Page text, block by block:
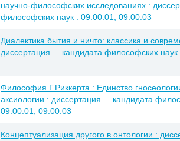
научно-философских исследованиях :
философских наук : 09.00.01, 09.00.03
Диалектика бытия и ничто: классика и
диссертация ... кандидата философских
Философия Г.Риккерта : Единство
аксиологии : диссертация ... кандидата
09.00.01, 09.00.03
Концептуализация другого в онтологии :